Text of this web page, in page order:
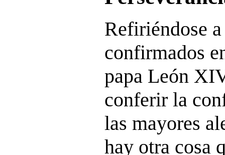
Refiriéndose
confirmados
papa León
conferir la
las mayores
hay otra cosa